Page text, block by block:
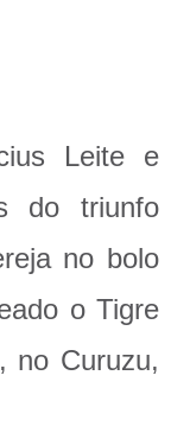
Leite e
do triunfo
no bolo
o Tigre
no Curuzu,